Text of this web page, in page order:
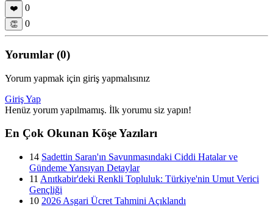
❤️ 0
👏 0
Yorumlar (0)
Yorum yapmak için giriş yapmalısınız
Giriş Yap
Henüz yorum yapılmamış. İlk yorumu siz yapın!
En Çok Okunan Köşe Yazıları
14 Sadettin Saran'ın Savunmasındaki Ciddi Hatalar ve
Gündeme Yansıyan Detaylar
11 Anıtkabir'deki Renkli Topluluk: Türkiye'nin Umut Verici
Gençliği
10 2026 Asgari Ücret Tahmini Açıklandı